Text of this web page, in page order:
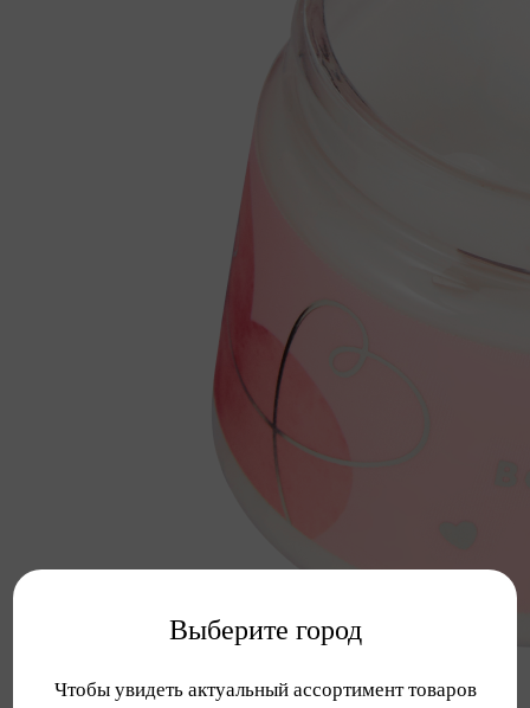
Выберите город
Чтобы увидеть актуальный ассортимент товаров